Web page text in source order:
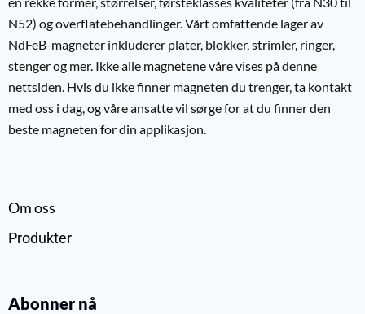
N52) og overflatebehandlinger. Vårt omfattende lager av
NdFeB-magneter inkluderer plater, blokker, strimler, ringer,
stenger og mer. Ikke alle magnetene våre vises på denne
nettsiden. Hvis du ikke finner magneten du trenger, ta kontakt
med oss i dag, og våre ansatte vil sørge for at du finner den
beste magneten for din applikasjon.
Om oss
Produkter
Abonner nå